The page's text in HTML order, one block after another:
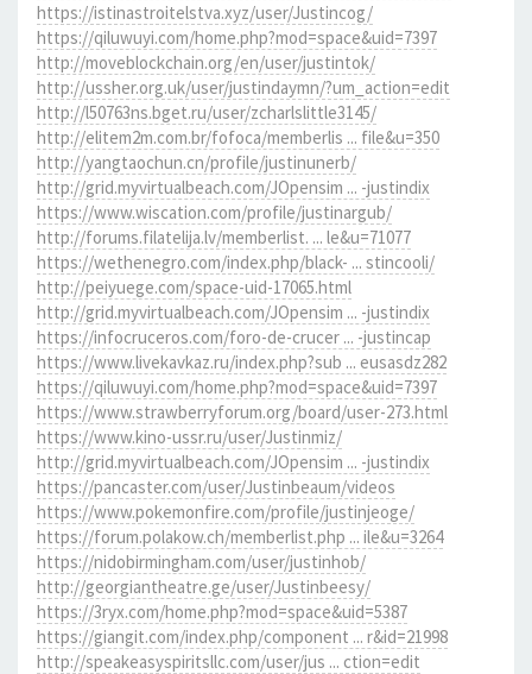
https://istinastroitelstva.xyz/user/Justincog/
https://qiluwuyi.com/home.php?mod=space&uid=7397
http://moveblockchain.org/en/user/justintok/
http://ussher.org.uk/user/justindaymn/?um_action=edit
http://l50763ns.bget.ru/user/zcharlslittle3145/
http://elitem2m.com.br/fofoca/memberlis ... file&u=350
http://yangtaochun.cn/profile/justinunerb/
http://grid.myvirtualbeach.com/JOpensim ... -justindix
https://www.wiscation.com/profile/justinargub/
http://forums.filatelija.lv/memberlist. ... le&u=71077
https://wethenegro.com/index.php/black- ... stincooli/
http://peiyuege.com/space-uid-17065.html
http://grid.myvirtualbeach.com/JOpensim ... -justindix
https://infocruceros.com/foro-de-crucer ... -justincap
https://www.livekavkaz.ru/index.php?sub ... eusasdz282
https://qiluwuyi.com/home.php?mod=space&uid=7397
https://www.strawberryforum.org/board/user-273.html
https://www.kino-ussr.ru/user/Justinmiz/
http://grid.myvirtualbeach.com/JOpensim ... -justindix
https://pancaster.com/user/Justinbeaum/videos
https://www.pokemonfire.com/profile/justinjeoge/
https://forum.polakow.ch/memberlist.php ... ile&u=3264
https://nidobirmingham.com/user/justinhob/
http://georgiantheatre.ge/user/Justinbeesy/
https://3ryx.com/home.php?mod=space&uid=5387
https://giangit.com/index.php/component ... r&id=21998
http://speakeasyspiritsllc.com/user/jus ... ction=edit